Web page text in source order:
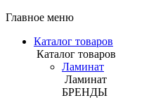
Главное меню
Каталог товаров
Каталог товаров
Ламинат
Ламинат
БРЕНДЫ